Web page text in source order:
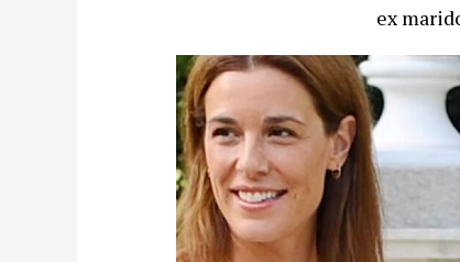
ex